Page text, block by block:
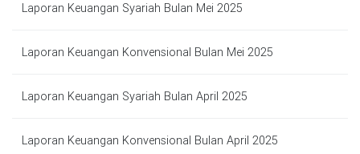
Laporan Keuangan Syariah Bulan Mei 2025
Laporan Keuangan Konvensional Bulan Mei 2025
Laporan Keuangan Syariah Bulan April 2025
Laporan Keuangan Konvensional Bulan April 2025